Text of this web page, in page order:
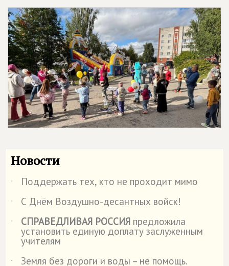
Новости
˙
Поддержать тех, кто не проходит мимо
˙
С Днём Воздушно-десантных войск!
˙
СПРАВЕДЛИВАЯ РОССИЯ предложила
установить единую доплату заслуженным
учителям
˙
Земля без дороги и воды – не помощь.